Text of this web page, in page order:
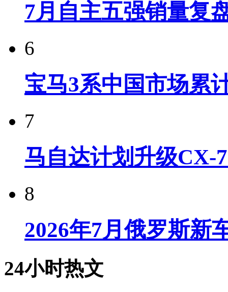
7月自主五强销量复
6
宝马3系中国市场累
7
马自达计划升级CX-
8
2026年7月俄罗斯新
24小时热文